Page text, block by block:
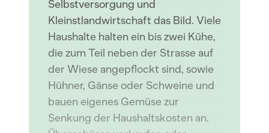
Selbstversorgung und
Kleinstlandwirtschaft das Bild. Viele
Haushalte halten ein bis zwei Kühe,
die zum Teil neben der Strasse auf
der Wiese angepflockt sind, sowie
Hühner, Gänse oder Schweine und
bauen eigenes Gemüse zur
Senkung der Haushaltskosten an.